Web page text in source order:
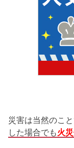
災害は当然のこ
した場合でも火